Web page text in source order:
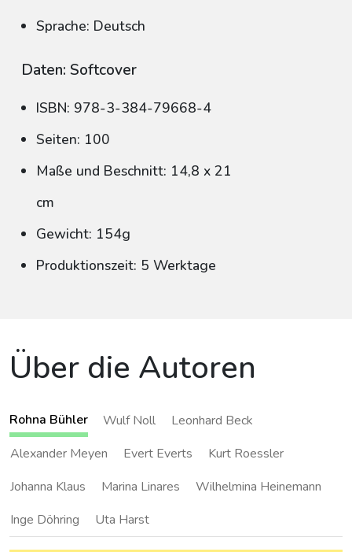
Sprache: Deutsch
Daten: Softcover
ISBN: 978-3-384-79668-4
Seiten: 100
Maße und Beschnitt: 14,8 x 21
cm
Gewicht: 154g
Produktionszeit: 5 Werktage
Über die Autoren
Rohna Bühler Wulf Noll
Leonhard Beck
Alexander Meyen
Evert Everts
Kurt Roessler
Johanna Klaus
Marina Linares
Wilhelmina Heinemann
Inge Döhring
Uta Harst